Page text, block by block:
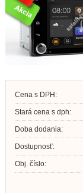
Cena s DPH:
Stará cena s dph:
Doba dodania:
Dostupnosť:
Obj. číslo: